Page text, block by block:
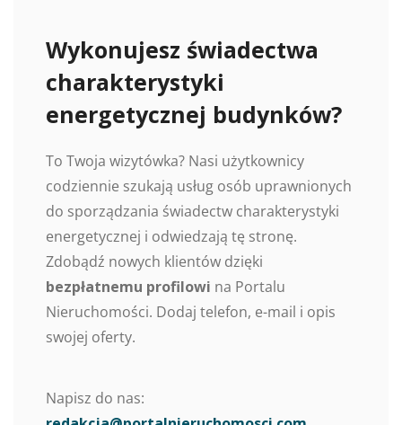
Wykonujesz świadectwa
charakterystyki
energetycznej budynków?
To Twoja wizytówka? Nasi użytkownicy
codziennie szukają usług osób uprawnionych
do sporządzania świadectw charakterystyki
energetycznej i odwiedzają tę stronę.
Zdobądź nowych klientów dzięki
bezpłatnemu profilowi na Portalu
Nieruchomości. Dodaj telefon, e-mail i opis
swojej oferty.
Napisz do nas: